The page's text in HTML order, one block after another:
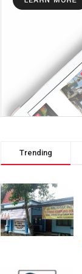
Trending